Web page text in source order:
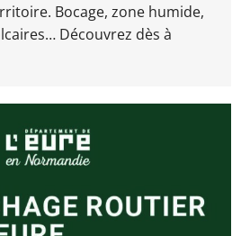
Bocage, zone humide,
Découvrez dès à